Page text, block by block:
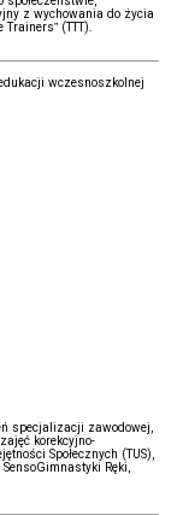
z wychowania do życia
(TTT).
wczesnoszkolnej
specjalizacji zawodowej,
korekcyjno-
Społecznych (TUS),
Ręki,